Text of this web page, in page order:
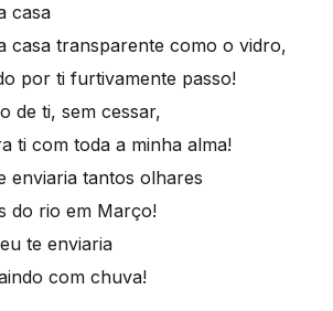
casa
casa transparente como o vidro,
por ti furtivamente passo!
de ti, sem cessar,
ti com toda a minha alma!
enviaria tantos olhares
do rio em Março!
te enviaria
com chuva!